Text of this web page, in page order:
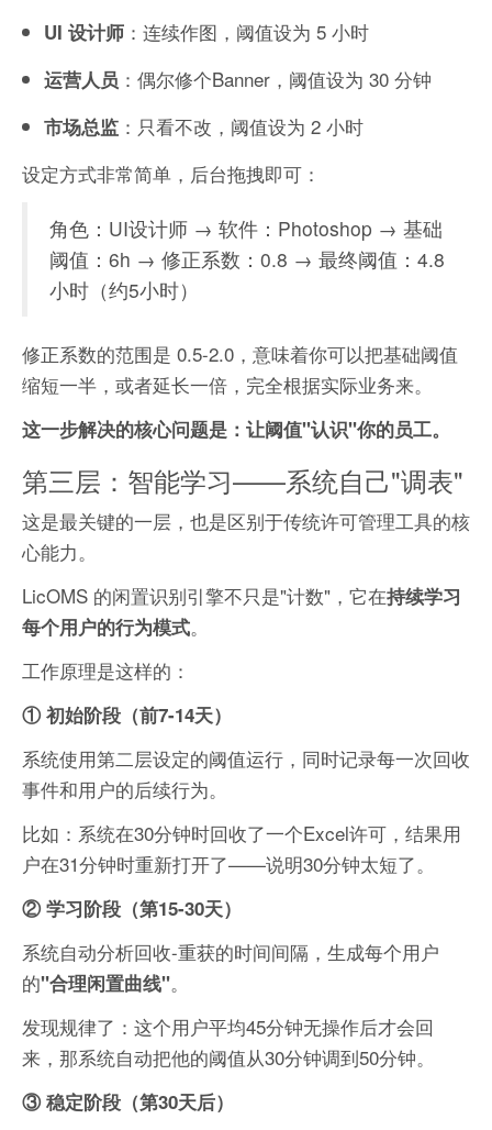
UI 设计师 ：连续作图，阈值设为 5 小时
运营人员 ：偶尔修个Banner，阈值设为 30 分钟
市场总监 ：只看不改，阈值设为 2 小时
设定方式非常简单，后台拖拽即可：
角色：UI设计师 → 软件：Photoshop → 基础
阈值：6h → 修正系数：0.8 → 最终阈值：4.8
小时（约5小时）
修正系数的范围是 0.5-2.0，意味着你可以把基础阈值
缩短一半，或者延长一倍，完全根据实际业务来。
这一步解决的核心问题是：让阈值"认识"你的员工。
第三层：智能学习——系统自己"调表"
这是最关键的一层，也是区别于传统许可管理工具的核
心能力。
LicOMS 的闲置识别引擎不只是"计数"，它在持续学习
每个用户的行为模式。
工作原理是这样的：
① 初始阶段（前7-14天）
系统使用第二层设定的阈值运行，同时记录每一次回收
事件和用户的后续行为。
比如：系统在30分钟时回收了一个Excel许可，结果用
户在31分钟时重新打开了——说明30分钟太短了。
② 学习阶段（第15-30天）
系统自动分析回收-重获的时间间隔，生成每个用户
的"合理闲置曲线"。
发现规律了：这个用户平均45分钟无操作后才会回
来，那系统自动把他的阈值从30分钟调到50分钟。
③ 稳定阶段（第30天后）